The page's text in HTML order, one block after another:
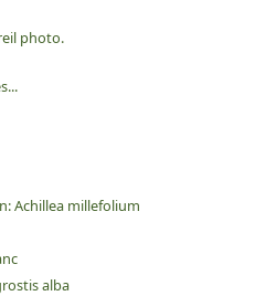
photo.
Achillea millefolium
alba